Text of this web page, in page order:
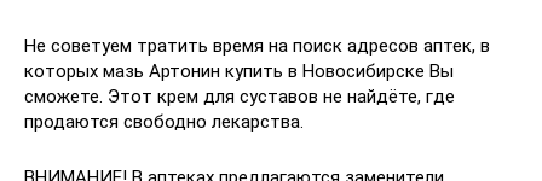
Не советуем тратить время на поиск адресов аптек, в
которых мазь Артонин купить в Новосибирске Вы
сможете. Этот крем для суставов не найдёте, где
продаются свободно лекарства.